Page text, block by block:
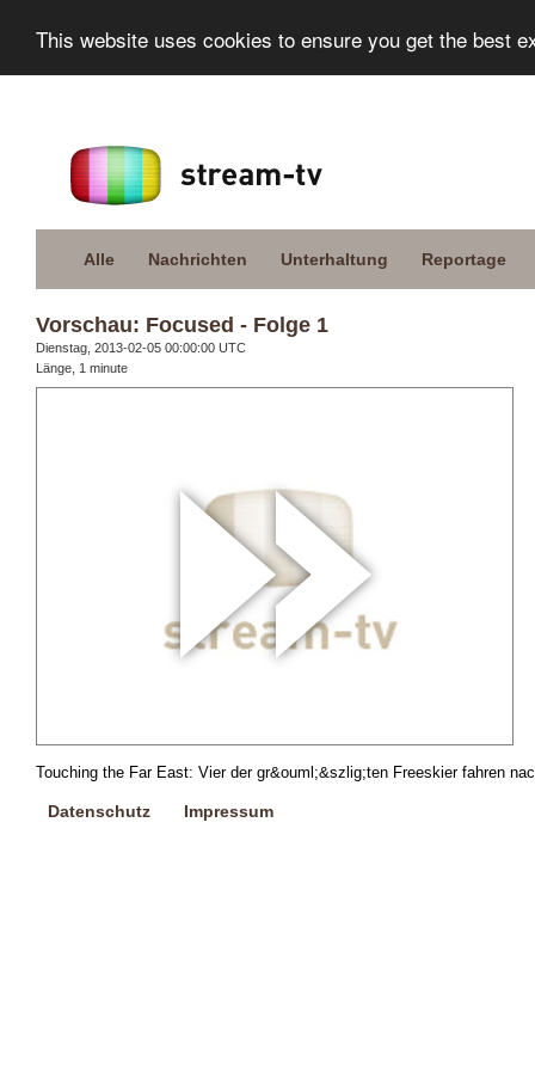
This website uses cookies to ensure you get the best
Alle Nachrichten Unterhaltung Reportage
Vorschau: Focused - Folge 1
Dienstag, 2013-02-05 00:00:00 UTC
Länge, 1 minute
Touching the Far East: Vier der gr&ouml;&szlig;ten Freeskier fahren
Datenschutz Impressum